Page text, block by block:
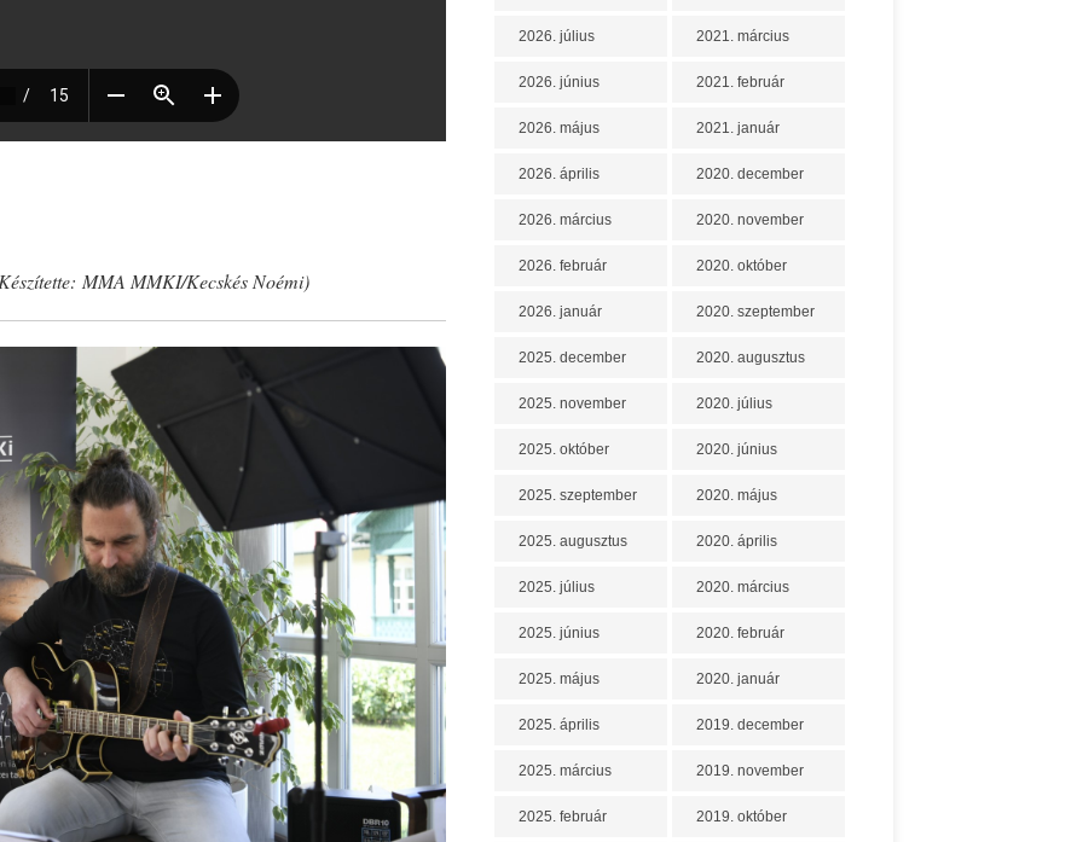
MMA MMKI/Kecskés Noémi)
2026. július
2026. június
2026. május
2026. április
2026. március
2026. február
2026. január
2025. december
2025. november
2025. október
2025. szeptember
2025. augusztus
2025. július
2025. június
2025. május
2025. április
2025. március
2025. február
2021. március
2021. február
2021. január
2020. december
2020. november
2020. október
2020. szeptember
2020. augusztus
2020. július
2020. június
2020. május
2020. április
2020. március
2020. február
2020. január
2019. december
2019. november
2019. október